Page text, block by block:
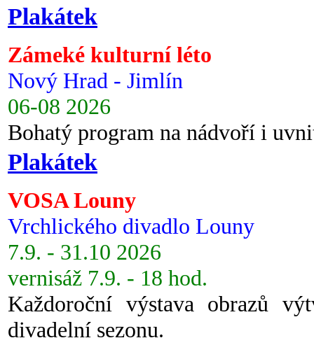
Plakátek
Zámeké kulturní léto
Nový Hrad - Jimlín
06-08 2026
Bohatý program na nádvoří i
Plakátek
VOSA Louny
Vrchlického divadlo Louny
7.9. - 31.10 2026
vernisáž 7.9. - 18 hod.
Každoroční výstava obrazů
divadelní sezonu.